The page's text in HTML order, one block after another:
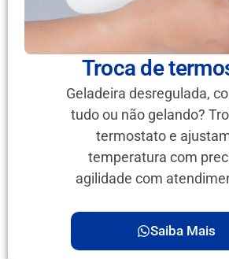
Troca de
Geladeira desregulada,
tudo ou não gelando?
termostato e
temperatura com
agilidade com
Saiba Mais